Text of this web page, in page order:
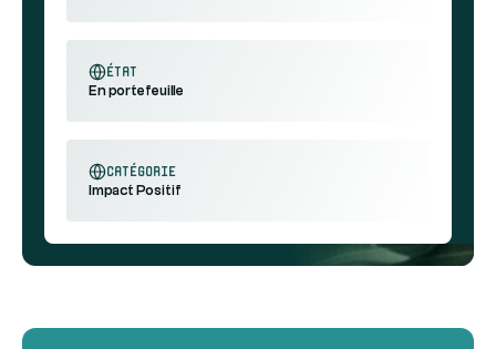
état
En portefeuille
catégorie
Impact Positif